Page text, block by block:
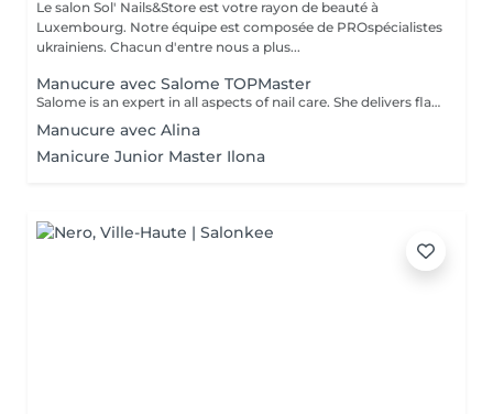
Le salon Sol' Nails&Store est votre rayon de beauté à
Luxembourg. Notre équipe est composée de PROspécialistes
ukrainiens. Chacun d'entre nous a plus...
Manucure avec Salome TOPMaster
Salome is an expert in all aspects of nail care. She delivers flawless results in just 1 hour while maintaining high quality, leaving you feeling happy every time. From a basic manicure to complex services like extensions, designs, and nail art, she offers a full range of professional treatments. *And if you sacrifice your lunch break for an appointment, don't worryyou'll still have some time to enjoy your meal!
Manucure avec Alina
Manicure Junior Master Ilona